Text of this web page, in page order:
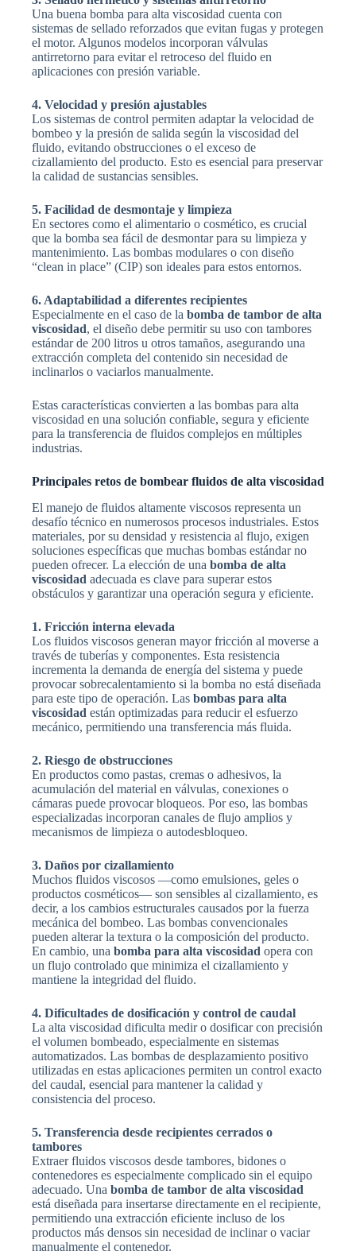
Una buena bomba para alta viscosidad cuenta con
sistemas de sellado reforzados que evitan fugas y protegen
el motor. Algunos modelos incorporan válvulas
antirretorno para evitar el retroceso del fluido en
aplicaciones con presión variable.
4. Velocidad y presión ajustables
Los sistemas de control permiten adaptar la velocidad de
bombeo y la presión de salida según la viscosidad del
fluido, evitando obstrucciones o el exceso de
cizallamiento del producto. Esto es esencial para preservar
la calidad de sustancias sensibles.
5. Facilidad de desmontaje y limpieza
En sectores como el alimentario o cosmético, es crucial
que la bomba sea fácil de desmontar para su limpieza y
mantenimiento. Las bombas modulares o con diseño
“clean in place” (CIP) son ideales para estos entornos.
6. Adaptabilidad a diferentes recipientes
Especialmente en el caso de la bomba de tambor de alta
viscosidad, el diseño debe permitir su uso con tambores
estándar de 200 litros u otros tamaños, asegurando una
extracción completa del contenido sin necesidad de
inclinarlos o vaciarlos manualmente.
Estas características convierten a las bombas para alta
viscosidad en una solución confiable, segura y eficiente
para la transferencia de fluidos complejos en múltiples
industrias.
Principales retos de bombear fluidos de alta viscosidad
El manejo de fluidos altamente viscosos representa un
desafío técnico en numerosos procesos industriales. Estos
materiales, por su densidad y resistencia al flujo, exigen
soluciones específicas que muchas bombas estándar no
pueden ofrecer. La elección de una bomba de alta
viscosidad adecuada es clave para superar estos
obstáculos y garantizar una operación segura y eficiente.
1. Fricción interna elevada
Los fluidos viscosos generan mayor fricción al moverse a
través de tuberías y componentes. Esta resistencia
incrementa la demanda de energía del sistema y puede
provocar sobrecalentamiento si la bomba no está diseñada
para este tipo de operación. Las bombas para alta
viscosidad están optimizadas para reducir el esfuerzo
mecánico, permitiendo una transferencia más fluida.
2. Riesgo de obstrucciones
En productos como pastas, cremas o adhesivos, la
acumulación del material en válvulas, conexiones o
cámaras puede provocar bloqueos. Por eso, las bombas
especializadas incorporan canales de flujo amplios y
mecanismos de limpieza o autodesbloqueo.
3. Daños por cizallamiento
Muchos fluidos viscosos —como emulsiones, geles o
productos cosméticos— son sensibles al cizallamiento, es
decir, a los cambios estructurales causados por la fuerza
mecánica del bombeo. Las bombas convencionales
pueden alterar la textura o la composición del producto.
En cambio, una bomba para alta viscosidad opera con
un flujo controlado que minimiza el cizallamiento y
mantiene la integridad del fluido.
4. Dificultades de dosificación y control de caudal
La alta viscosidad dificulta medir o dosificar con precisión
el volumen bombeado, especialmente en sistemas
automatizados. Las bombas de desplazamiento positivo
utilizadas en estas aplicaciones permiten un control exacto
del caudal, esencial para mantener la calidad y
consistencia del proceso.
5. Transferencia desde recipientes cerrados o
tambores
Extraer fluidos viscosos desde tambores, bidones o
contenedores es especialmente complicado sin el equipo
adecuado. Una bomba de tambor de alta viscosidad
está diseñada para insertarse directamente en el recipiente,
permitiendo una extracción eficiente incluso de los
productos más densos sin necesidad de inclinar o vaciar
manualmente el contenedor.